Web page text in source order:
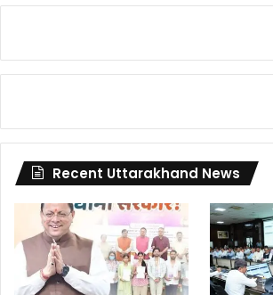
Recent Uttarakhand News